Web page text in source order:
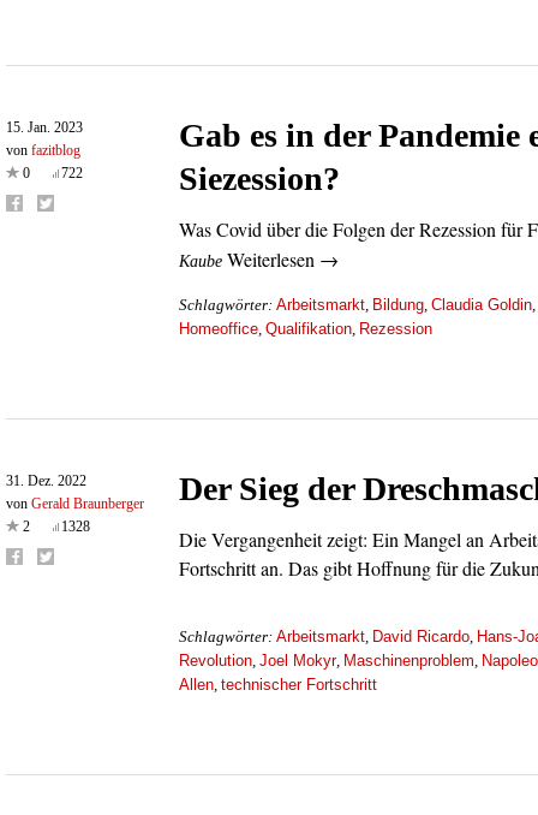
15. Jan. 2023
von fazitblog
0
722
Gab es in der Pandemie
Siezession?
Was Covid über die Folgen der Rezession für
Kaube Weiterlesen →
Schlagwörter: Arbeitsmarkt Bildung Claudia Goldin
Homeoffice Qualifikation Rezession
31. Dez. 2022
von Gerald Braunberger
2
1328
Der Sieg der
Die Vergangenheit zeigt: Ein Mangel an
Fortschritt an. Das gibt Hoffnung für die
Schlagwörter: Arbeitsmarkt David Ricardo Hans-
Revolution Joel Mokyr, Maschinenproblem
Allen technischer Fortschritt